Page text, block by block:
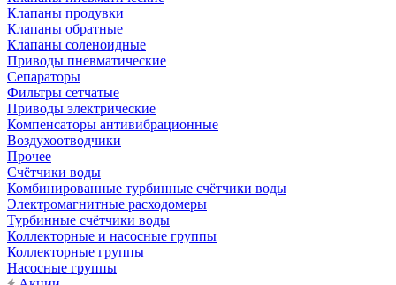
Клапаны продувки
Клапаны обратные
Клапаны соленоидные
Приводы пневматические
Сепараторы
Фильтры сетчатые
Приводы электрические
Компенсаторы антивибрационные
Воздухоотводчики
Прочее
Счётчики воды
Комбинированные турбинные счётчики воды
Электромагнитные расходомеры
Турбинные счётчики воды
Коллекторные и насосные группы
Коллекторные группы
Насосные группы